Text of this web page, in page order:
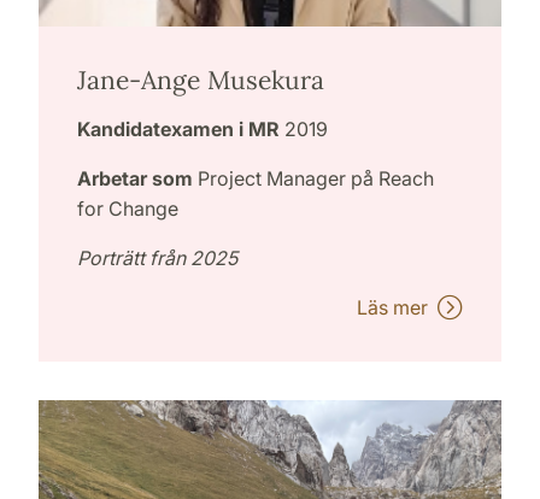
Jane-Ange Musekura
Kandidatexamen i MR 2019
Arbetar som Project Manager på Reach
for Change
Porträtt från 2025
Läs mer